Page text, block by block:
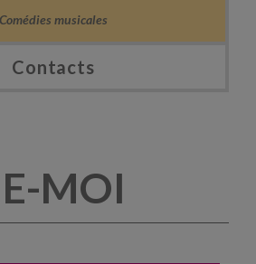
Comédies musicales
Contacts
MOI